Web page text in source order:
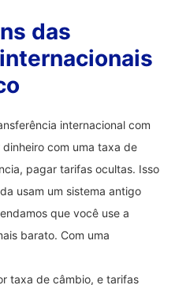
das
internacional com
com uma taxa de
pagar tarifas ocultas. Isso
usam um sistema antigo
que você use a
barato. Com uma
taxa de câmbio, e tarifas